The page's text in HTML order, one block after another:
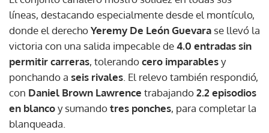
líneas, destacando especialmente desde el montículo,
donde el derechoYeremy De León Guevara se llevó la
victoria con una salida impecable de4.0 entradas sin
permitir carreras, tolerandocero imparablesy
ponchando a seis rivales . El relevo también respondió,
con Daniel Brown Lawrence trabajando2.2 episodios
en blancoy sumandotres ponches, para completar la
blanqueada.